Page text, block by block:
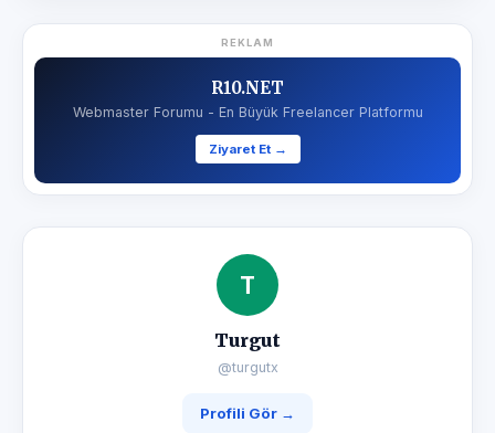
REKLAM
R10.NET
Webmaster Forumu - En Büyük Freelancer Platformu
Ziyaret Et →
T
Turgut
@turgutx
Profili Gör →